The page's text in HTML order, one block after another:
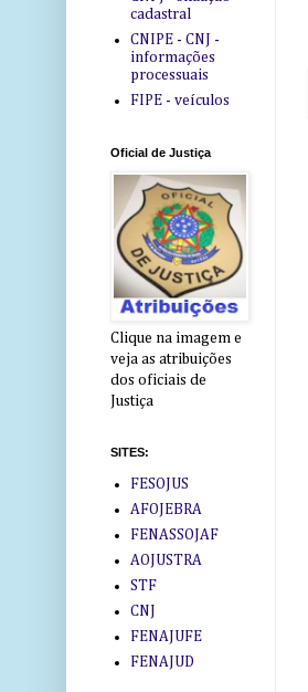
cadastral
CNIPE - CNJ -
informações
processuais
FIPE - veículos
Oficial de Justiça
Clique na imagem e
veja as atribuições
dos oficiais de
Justiça
SITES:
FESOJUS
AFOJEBRA
FENASSOJAF
AOJUSTRA
STF
CNJ
FENAJUFE
FENAJUD